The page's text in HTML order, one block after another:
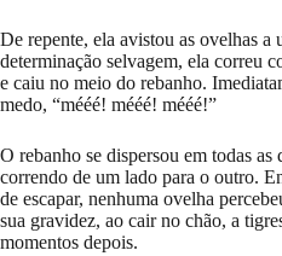
De repente, ela avistou as ovelhas
determinação selvagem, ela correu
e caiu no meio do rebanho.
medo, “mééé! mééé! mééé!”
O rebanho se dispersou em todas as
correndo de um lado para o outro.
de escapar, nenhuma ovelha
sua gravidez, ao cair no chão, a
momentos depois.